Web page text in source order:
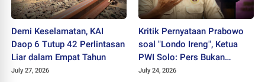
Demi Keselamatan, KAI
Daop 6 Tutup 42 Perlintasan
Liar dalam Empat Tahun
July 27, 2026
Kritik Pernyataan Prabowo
soal "Londo Ireng", Ketua
PWI Solo: Pers Bukan
Musuh Pemerintah
July 24, 2026